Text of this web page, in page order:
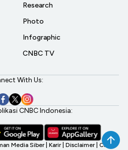
Research
Photo
Infographic
CNBC TV
With Us:
CNBC Indonesia:
Media Siber Karir Disclaimer CNBC